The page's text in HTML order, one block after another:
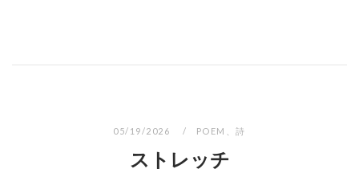
05/19/2026 POEM 、詩
ストレッチ